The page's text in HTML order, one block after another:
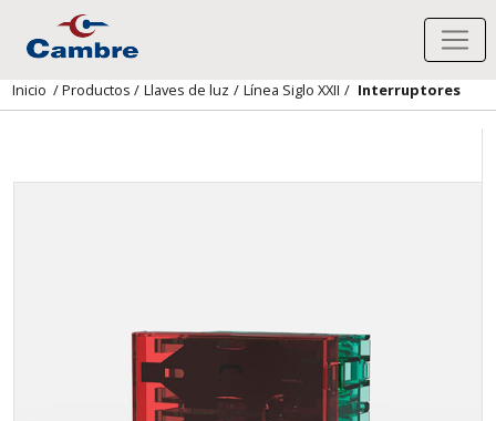
Inicio /Productos / Llaves de luz / Línea Siglo XXII / Interruptores